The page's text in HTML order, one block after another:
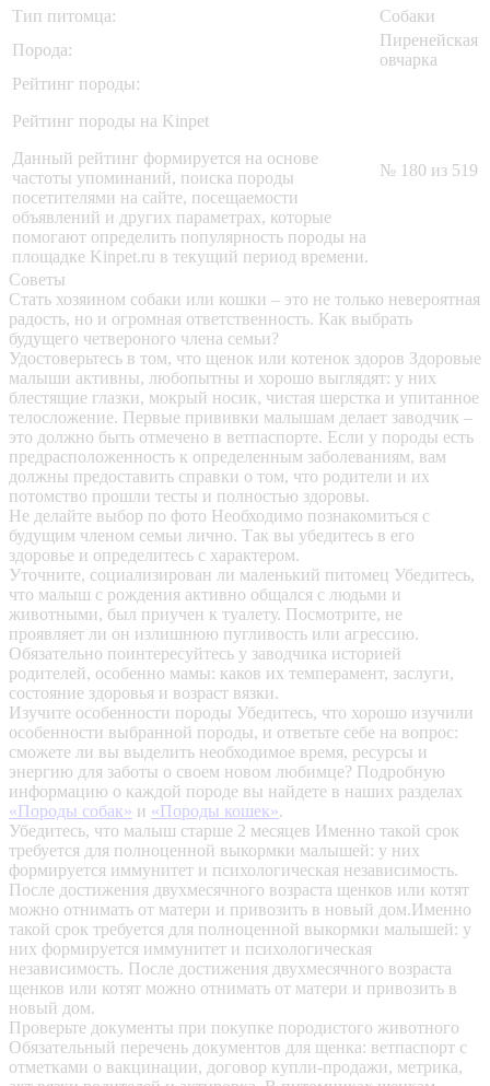
Тип питомца:
Собаки
Порода:
Пиренейская
овчарка
Рейтинг породы:
Рейтинг породы на Kinpet
Данный рейтинг формируется на основе
частоты упоминаний, поиска породы
посетителями на сайте, посещаемости
объявлений и других параметрах, которые
помогают определить популярность породы на
площадке Kinpet.ru в текущий период времени.
№ 180 из 519
Советы
Стать хозяином собаки или кошки – это не только невероятная
радость, но и огромная ответственность. Как выбрать
будущего четвероного члена семьи?
Удостоверьтесь в том, что щенок или котенок здоров Здоровые
малыши активны, любопытны и хорошо выглядят: у них
блестящие глазки, мокрый носик, чистая шерстка и упитанное
телосложение. Первые прививки малышам делает заводчик –
это должно быть отмечено в ветпаспорте. Если у породы есть
предрасположенность к определенным заболеваниям, вам
должны предоставить справки о том, что родители и их
потомство прошли тесты и полностью здоровы.
Не делайте выбор по фото Необходимо познакомиться с
будущим членом семьи лично. Так вы убедитесь в его
здоровье и определитесь с характером.
Уточните, социализирован ли маленький питомец Убедитесь,
что малыш с рождения активно общался с людьми и
животными, был приучен к туалету. Посмотрите, не
проявляет ли он излишнюю пугливость или агрессию.
Обязательно поинтересуйтесь у заводчика историей
родителей, особенно мамы: каков их темперамент, заслуги,
состояние здоровья и возраст вязки.
Изучите особенности породы Убедитесь, что хорошо изучили
особенности выбранной породы, и ответьте себе на вопрос:
сможете ли вы выделить необходимое время, ресурсы и
энергию для заботы о своем новом любимце? Подробную
информацию о каждой породе вы найдете в наших разделах
«Породы собак» и «Породы кошек».
Убедитесь, что малыш старше 2 месяцев Именно такой срок
требуется для полноценной выкормки малышей: у них
формируется иммунитет и психологическая независимость.
После достижения двухмесячного возраста щенков или котят
можно отнимать от матери и привозить в новый дом.Именно
такой срок требуется для полноценной выкормки малышей: у
них формируется иммунитет и психологическая
независимость. После достижения двухмесячного возраста
щенков или котят можно отнимать от матери и привозить в
новый дом.
Проверьте документы при покупке породистого животного
Обязательный перечень документов для щенка: ветпаспорт с
отметками о вакцинации, договор купли-продажи, метрика,